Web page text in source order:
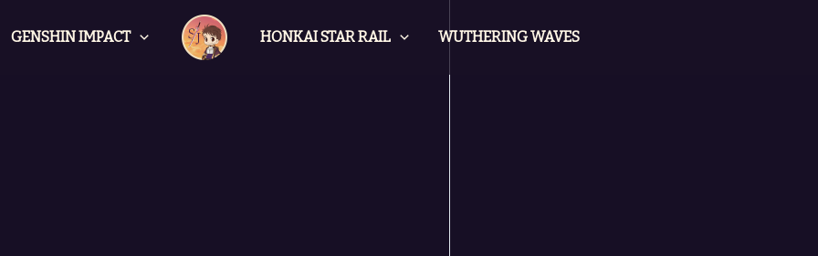
GENSHIN IMPACT HONKAI STAR RAIL WUTHERING WAVES